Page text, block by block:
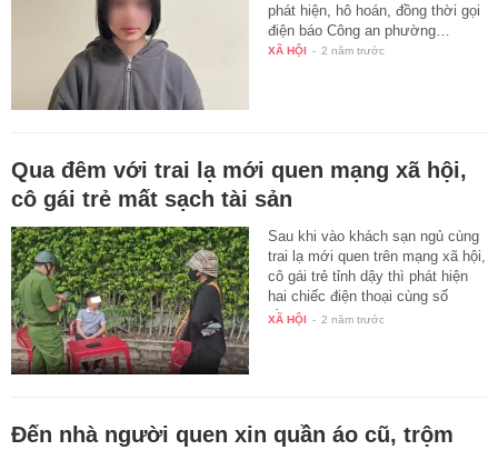
phát hiện, hô hoán, đồng thời gọi
điện báo Công an phường…
XÃ HỘI - 2 năm trước
Qua đêm với trai lạ mới quen mạng xã hội,
cô gái trẻ mất sạch tài sản
Sau khi vào khách sạn ngủ cùng
trai lạ mới quen trên mạng xã hội,
cô gái trẻ tỉnh dậy thì phát hiện
hai chiếc điện thoại cùng số
tiền…
XÃ HỘI - 2 năm trước
Đến nhà người quen xin quần áo cũ, trộm